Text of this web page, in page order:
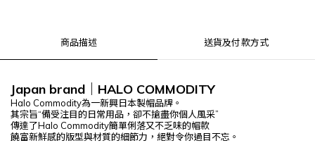
商品描述 送貨及付款方式
Japan brand HALO COMMODITY
Halo Commodity為一新興日本製帽品牌。
其宗旨“備受注目的日常用品，卻不搶盡你個人風采”
傳達了Halo Commodity簡單俐落又不乏味的帽款
饒富新鮮感的版型與材質的細節力，絕對令你過目不忘。